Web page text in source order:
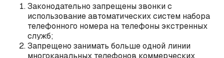
Законодательно запрещены звонки с
использование автоматических систем набора
телефонного номера на телефоны экстренных
служб;
Запрещено занимать больше одной линии
многоканальных телефонов коммерческих